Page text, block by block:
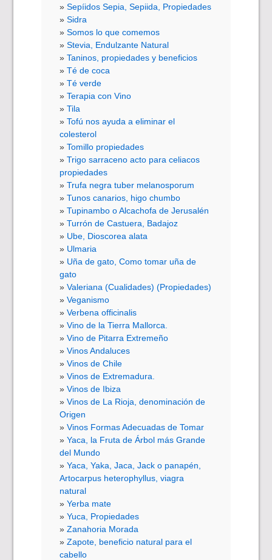
Sepíidos Sepia, Sepiida, Propiedades
Sidra
Somos lo que comemos
Stevia, Endulzante Natural
Taninos, propiedades y beneficios
Té de coca
Té verde
Terapia con Vino
Tila
Tofú nos ayuda a eliminar el
colesterol
Tomillo propiedades
Trigo sarraceno acto para celiacos
propiedades
Trufa negra tuber melanosporum
Tunos canarios, higo chumbo
Tupinambo o Alcachofa de Jerusalén
Turrón de Castuera, Badajoz
Ube, Dioscorea alata
Ulmaria
Uña de gato, Como tomar uña de
gato
Valeriana (Cualidades) (Propiedades)
Veganismo
Verbena officinalis
Vino de la Tierra Mallorca.
Vino de Pitarra Extremeño
Vinos Andaluces
Vinos de Chile
Vinos de Extremadura.
Vinos de Ibiza
Vinos de La Rioja, denominación de
Origen
Vinos Formas Adecuadas de Tomar
Yaca, la Fruta de Árbol más Grande
del Mundo
Yaca, Yaka, Jaca, Jack o panapén,
Artocarpus heterophyllus, viagra
natural
Yerba mate
Yuca, Propiedades
Zanahoria Morada
Zapote, beneficio natural para el
cabello